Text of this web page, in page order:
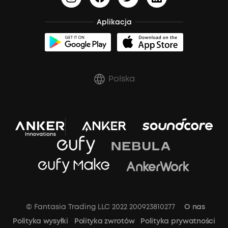
Anuluj zamówienie
Aplikacja
Polska
© Fantasia Trading LLC 2022 200923810277
O nas
Polityka wysyłki
Polityka zwrotów Polityka prywatności